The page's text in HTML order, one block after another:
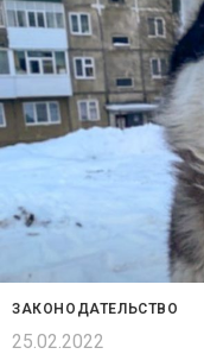
ЗАКОНОДАТЕЛЬСТВО
25.02.2022